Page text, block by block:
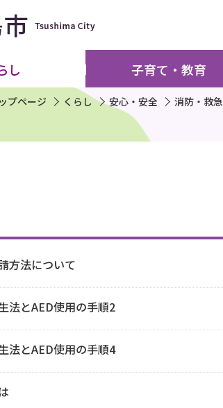
し 子育て・教育
プページ くらし 安心・安全 消防・救急
方法について
法とAED使用の手順2
法とAED使用の手順4